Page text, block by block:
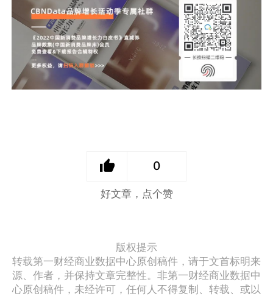
0
好文章，点个赞
版权提示
转载第一财经商业数据中心原创稿件，请于文首标明来
源、作者，并保持文章完整性。非第一财经商业数据中
心原创稿件，未经许可，任何人不得复制、转载、或以